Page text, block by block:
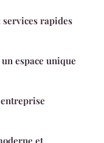
services rapides
espace unique
et